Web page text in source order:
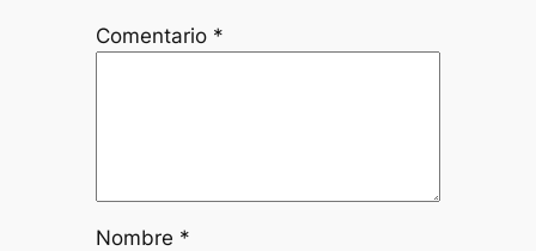
Comentario *
Nombre *